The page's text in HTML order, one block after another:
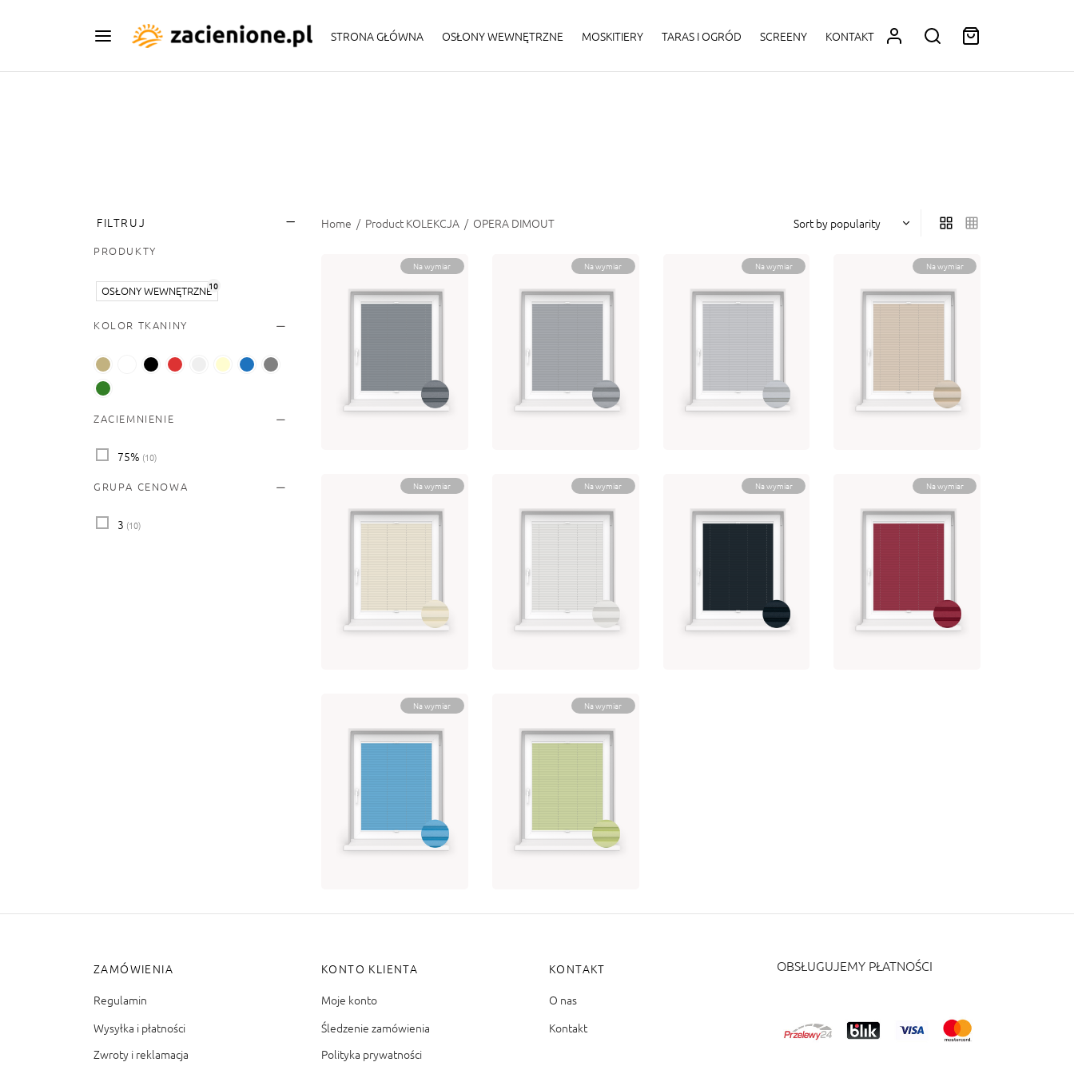
STRONA GŁÓWNA OSŁONY WEWNĘTRZNE MOSKITIERY TARAS I OGRÓD SCREENY KONTAKT
FILTRUJ
PRODUKTY
10
OSŁONY WEWNĘTRZNE
KOLOR TKANINY
ZACIEMNIENIE
75% (10)
GRUPA CENOWA
3 (10)
Home / Product KOLEKCJA / OPERA DIMOUT
Na wymiar
OPERA DIMOUT 3-
od 225.09
brutto
Na wymiar
OPERA DIMOUT 3-
od 225.09
brutto
Na wymiar
OPERA DIMOUT 3-
od 225.09
brutto
Na wymiar
OPERA DIMOUT 3-
od 225.09
brutto
Na wymiar
OPERA DIMOUT 3-
od 225.09
brutto
Na wymiar
OPERA DIMOUT 3-
od 225.09
brutto
Na wymiar
OPERA DIMOUT 3-
od 225.09
brutto
Na wymiar
OPERA DIMOUT 3-
28138
od 225.09
brutto
Na wymiar
OPERA DIMOUT 3-
od 225.09
brutto
Na wymiar
OPERA DIMOUT 3-
od 225.09
brutto
ZAMÓWIENIA
Regulamin
Wysyłka i płatności
Zwroty i reklamacja
KONTO KLIENTA
Moje konto
Śledzenie zamówienia
Polityka prywatności
KONTAKT
O nas
Kontakt
OBSŁUGUJEMY PŁATNOŚCI